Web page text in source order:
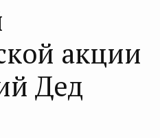
акции
Дед